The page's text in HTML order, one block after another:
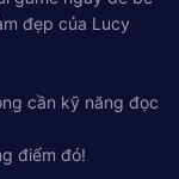
đẹp của Lucy
cần kỹ năng đọc
điểm đó!